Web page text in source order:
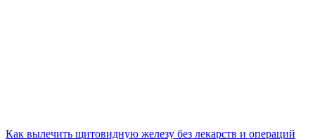
Как вылечить щитовидную железу без лекарств и операций